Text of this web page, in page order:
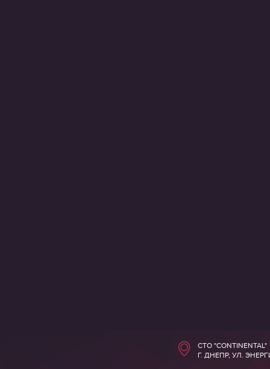
СТО "CONTINENTAL"
Г. ДНЕПР, УЛ.